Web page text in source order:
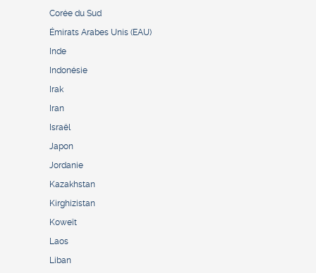
Corée du Sud
Émirats Arabes Unis (EAU)
Inde
Indonésie
Irak
Iran
Israël
Japon
Jordanie
Kazakhstan
Kirghizistan
Koweït
Laos
Liban